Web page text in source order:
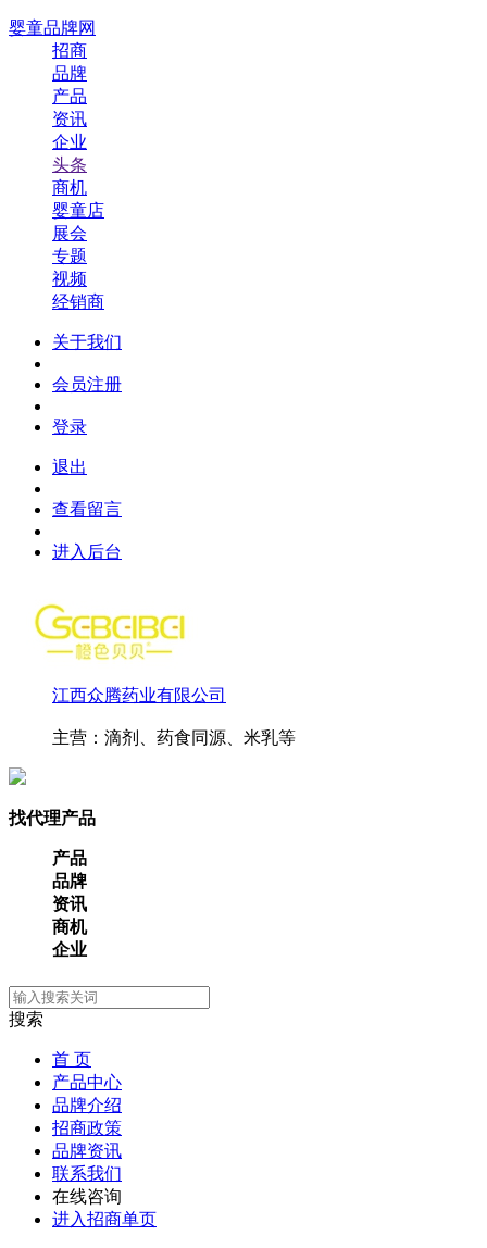
婴童品牌网
招商
品牌
产品
资讯
企业
头条
商机
婴童店
展会
专题
视频
经销商
关于我们
会员注册
登录
退出
查看留言
进入后台
江西众腾药业有限公司
主营：滴剂、药食同源、米乳等
找代理产品
产品
品牌
资讯
商机
企业
搜索
首 页
产品中心
品牌介绍
招商政策
品牌资讯
联系我们
在线咨询
进入招商单页